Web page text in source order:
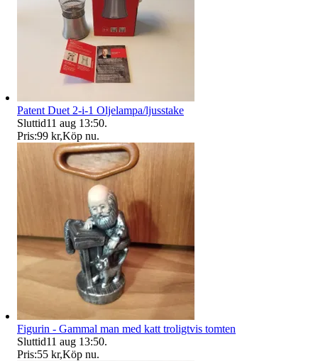
Patent Duet 2-i-1 Oljelampa/ljusstake
Sluttid11 aug 13:50.
Pris:99 kr,Köp nu.
Figurin - Gammal man med katt troligtvis tomten
Sluttid11 aug 13:50.
Pris:55 kr,Köp nu.